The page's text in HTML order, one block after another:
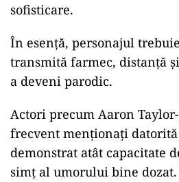
sofisticare.
În esență, personajul
transmită farmec, distanță
a deveni parodic.
Actori precum Aaron
frecvent menționați
demonstrat atât capacitate
simț al umorului bine